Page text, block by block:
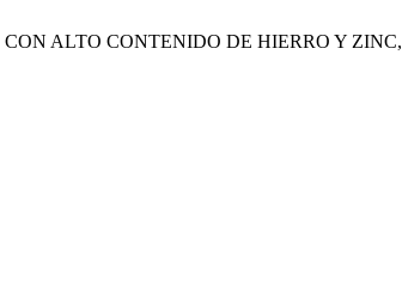
ALTO CONTENIDO DE HIERRO Y ZINC,